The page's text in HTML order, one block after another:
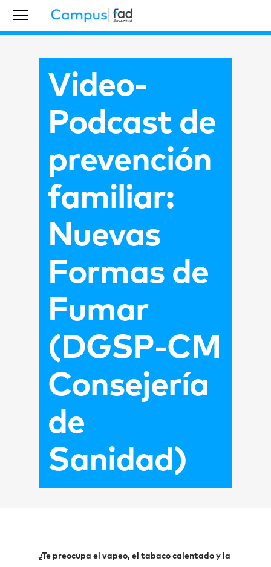
Video-
Podcast de
prevención
familiar:
Nuevas
Formas de
Fumar
(DGSP-CM
Consejería
de
Sanidad)
¿Te preocupa el vapeo, el tabaco calentado y la